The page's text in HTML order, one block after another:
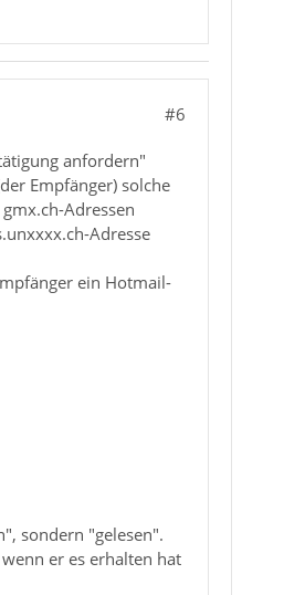
#6
anfordern"
Empfänger) solche
Adressen
Adresse
ein Hotmail-
sondern "gelesen".
er es erhalten hat